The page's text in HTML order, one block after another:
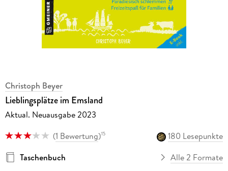
Christoph Beyer
Lieblingsplätze im Emsland
Aktual. Neuausgabe 2023
(1 Bewertung)15
180 Lesepunkte
Taschenbuch
Alle 2 Formate